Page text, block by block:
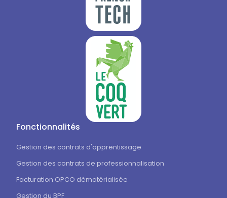
Fonctionnalités
Gestion des contrats d'apprentissage
Gestion des contrats de professionnalisation
Facturation OPCO dématérialisée
Gestion du BPF